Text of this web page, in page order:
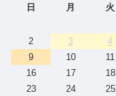
日 月 火
2
3 4
9
10 11
16
17 18
23
24 25